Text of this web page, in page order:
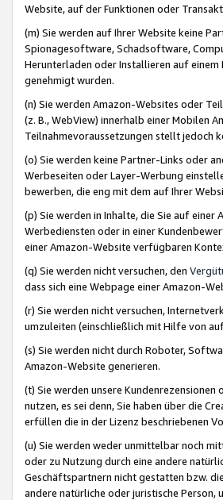
Website, auf der Funktionen oder
(m) Sie werden auf Ihrer Website keine
Spionagesoftware, Schadsoftware,
Herunterladen oder Installieren auf
genehmigt wurden.
(n) Sie werden Amazon-Websites oder
(z. B., WebView) innerhalb einer Mobilen
Teilnahmevoraussetzungen stellt jedoch
(o) Sie werden keine Partner-Links oder
Werbeseiten oder Layer-Werbung
bewerben, die eng mit dem auf Ihrer
(p) Sie werden in Inhalte, die Sie auf
Werbediensten oder in einer
einer Amazon-Website verfügbaren
(q) Sie werden nicht versuchen, den
dass sich eine Webpage einer Amazon-
(r) Sie werden nicht versuchen,
umzuleiten (einschließlich mit Hilfe von
(s) Sie werden nicht durch Roboter,
Amazon-Website generieren.
(t) Sie werden unsere
nutzen, es sei denn, Sie haben über die
erfüllen die in der Lizenz beschriebenen
(u) Sie werden weder unmittelbar noch
oder zu Nutzung durch eine andere
Geschäftspartnern nicht gestatten bzw.
andere natürliche oder juristische